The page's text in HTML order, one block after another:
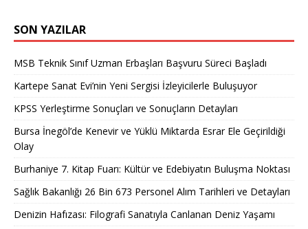
SON YAZILAR
MSB Teknik Sınıf Uzman Erbaşları Başvuru Süreci Başladı
Kartepe Sanat Evi’nin Yeni Sergisi İzleyicilerle Buluşuyor
KPSS Yerleştirme Sonuçları ve Sonuçların Detayları
Bursa İnegöl’de Kenevir ve Yüklü Miktarda Esrar Ele Geçirildiği
Olay
Burhaniye 7. Kitap Fuarı: Kültür ve Edebiyatın Buluşma Noktası
Sağlık Bakanlığı 26 Bin 673 Personel Alım Tarihleri ve Detayları
Denizin Hafızası: Filografi Sanatıyla Canlanan Deniz Yaşamı